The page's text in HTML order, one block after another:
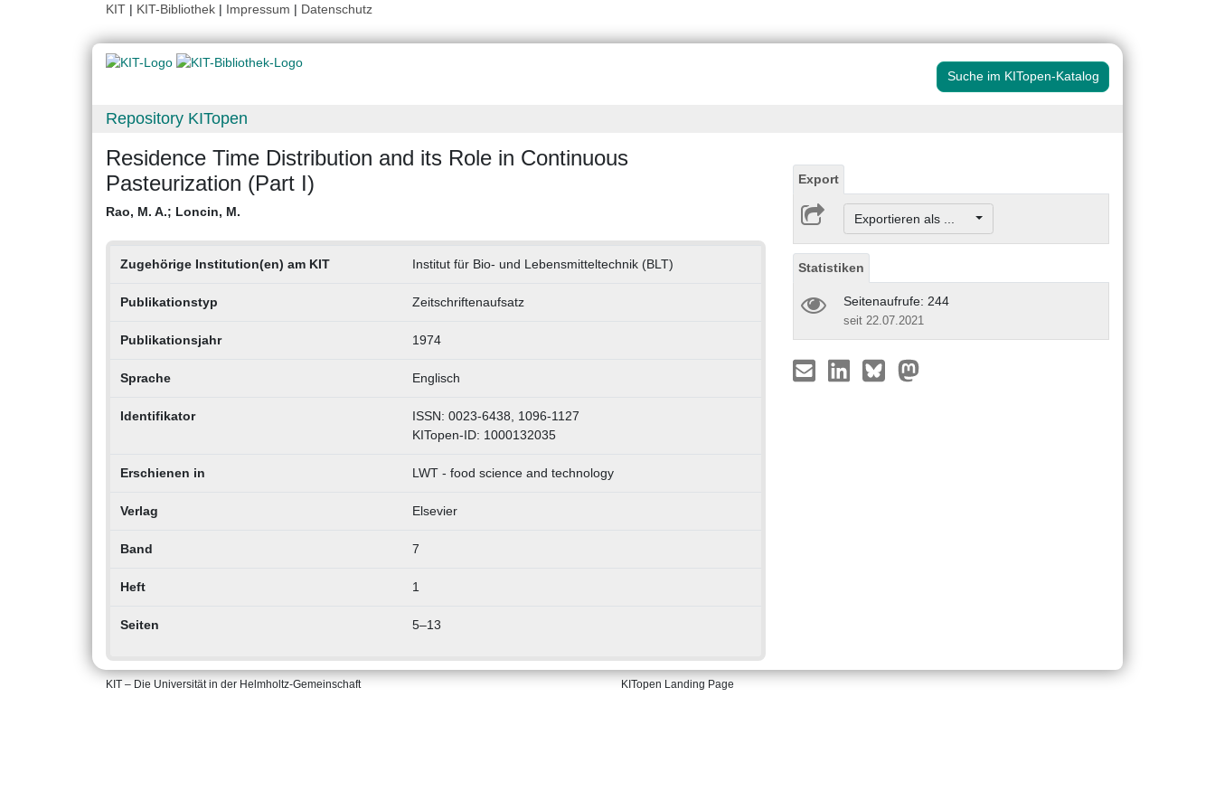
KIT | KIT-Bibliothek | Impressum | Datenschutz
Suche im KITopen-Katalog
Repository KITopen
Residence Time Distribution and its Role in Continuous
Pasteurization (Part I)
Rao, M. A.; Loncin, M.
Zugehörige Institution(en) am KIT Institut für Bio- und Lebensmitteltechnik (BLT)
Publikationstyp Zeitschriftenaufsatz
Publikationsjahr 1974
Sprache Englisch
Identifikator
ISSN: 0023-6438, 1096-1127
KITopen-ID: 1000132035
Erschienen in LWT - food science and technology
Verlag Elsevier
Band 7
Heft 1
Seiten 5–13
Export
Exportieren als ...
Statistiken
Seitenaufrufe: 244
seit 22.07.2021
KIT – Die Universität in der Helmholtz-Gemeinschaft KITopen Landing Page